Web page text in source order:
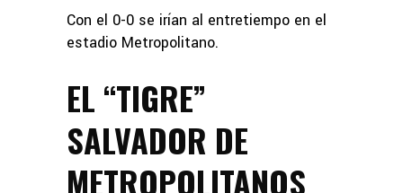
Con el 0-0 se irían al entretiempo en el
estadio Metropolitano.
EL “TIGRE”
SALVADOR DE
METROPOLITANOS